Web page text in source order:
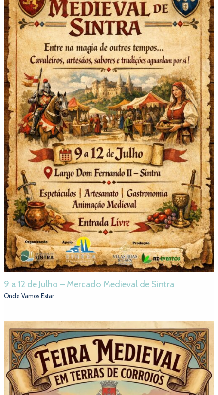
9 a 12 de Julho – Mercado Medieval de Sintra
Onde Vamos Estar